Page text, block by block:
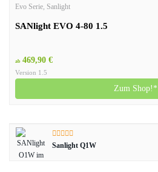
Evo Serie, Sanlight
SANlight EVO 4-80 1.5
ab 469,90 €
Version 1.5
Zum Shop!*
Sanlight Q1W